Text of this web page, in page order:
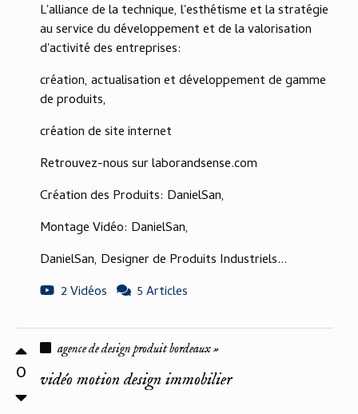
L'alliance de la technique, l'esthétisme et la stratégie
au service du développement et de la valorisation
d'activité des entreprises:
création, actualisation et développement de gamme
de produits,
création de site internet
Retrouvez-nous sur laborandsense.com
Création des Produits: DanielSan,
Montage Vidéo: DanielSan,
DanielSan, Designer de Produits Industriels...
2 Vidéos
5 Articles
0
agence de design produit bordeaux »
vidéo motion design immobilier